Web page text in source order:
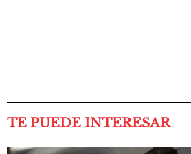
TE PUEDE INTERESAR